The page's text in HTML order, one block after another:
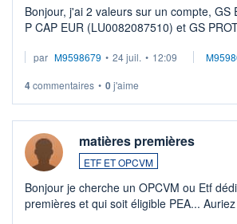
Bonjour, j'ai 2 valeurs sur un compte, GS
P CAP EUR (LU0082087510) et GS
veux procéder à la vente, on me signale
par M9598679 • 24 juil. • 12:09
4commentaires • 0j'aime
matières premières
ETF ET OPCVM
Bonjour je cherche un OPCVM ou Etf
premières et qui soit éligible PEA...